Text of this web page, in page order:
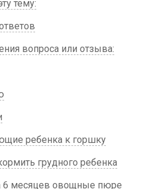
тему:
вопроса или отзыва:
ребенка к горшку
грудного ребенка
6 месяцев овощные пюре